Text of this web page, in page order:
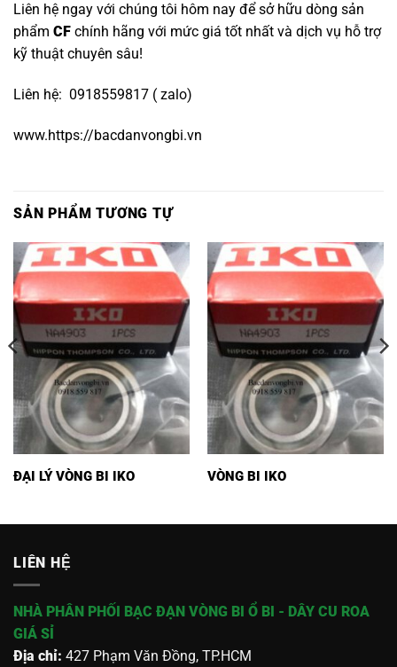
Liên hệ ngay với chúng tôi hôm nay để sở hữu dòng sản
phẩm CF chính hãng với mức giá tốt nhất và dịch vụ hỗ trợ
kỹ thuật chuyên sâu!
Liên hệ: 0918559817 ( zalo)
www.https://bacdanvongbi.vn
SẢN PHẨM TƯƠNG TỰ
ĐẠI LÝ VÒNG BI IKO VÒNG BI IKO
LIÊN HỆ
NHÀ PHÂN PHỐI BẠC ĐẠN VÒNG BI Ổ BI - DÂY CU ROA
GIÁ SỈ
Địa chỉ: 427 Phạm Văn Đồng, TP.HCM